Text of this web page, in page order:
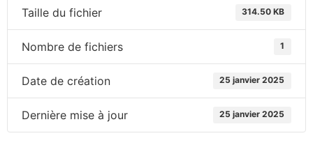
Taille du fichier 314.50 KB
Nombre de fichiers 1
Date de création 25 janvier 2025
Dernière mise à jour 25 janvier 2025